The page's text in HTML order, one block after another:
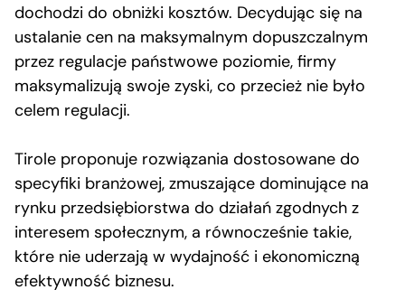
dochodzi do obniżki kosztów. Decydując się na
ustalanie cen na maksymalnym dopuszczalnym
przez regulacje państwowe poziomie, firmy
maksymalizują swoje zyski, co przecież nie było
celem regulacji.
Tirole proponuje rozwiązania dostosowane do
specyfiki branżowej, zmuszające dominujące na
rynku przedsiębiorstwa do działań zgodnych z
interesem społecznym, a równocześnie takie,
które nie uderzają w wydajność i ekonomiczną
efektywność biznesu.